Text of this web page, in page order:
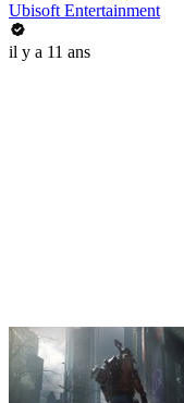
Ubisoft Entertainment
il y a 11 ans